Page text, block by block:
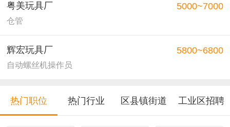
粤美玩具厂
仓管
5000~7000
辉宏玩具厂
自动螺丝机操作员
5800~6800
热门职位 热门行业 区县镇街道 工业区招聘